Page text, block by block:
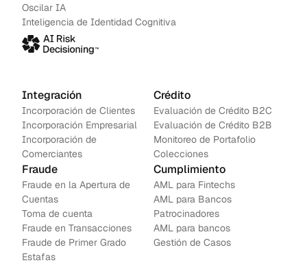
Oscilar IA
Inteligencia de Identidad Cognitiva
Integración
Incorporación de Clientes
Incorporación Empresarial
Incorporación de
Comerciantes
Crédito
Evaluación de Crédito B2C
Evaluación de Crédito B2B
Monitoreo de Portafolio
Colecciones
Fraude
Fraude en la Apertura de
Cuentas
Toma de cuenta
Fraude en Transacciones
Fraude de Primer Grado
Estafas
Cumplimiento
AML para Fintechs
AML para Bancos
Patrocinadores
AML para bancos
Gestión de Casos